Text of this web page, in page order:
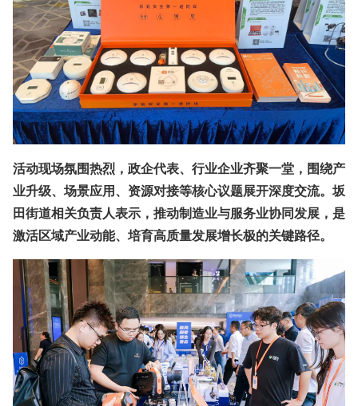
活动现场氛围热烈， 政企代表、行业企业齐聚一堂，围绕产
业升级、场景应用、资源对接等核心议题展开深度交流。坂
田街道相关负责人表示， 推动制造业与服务业协同发展，是
激活区域产业动能、培育高质量发展增长极的关键路径。